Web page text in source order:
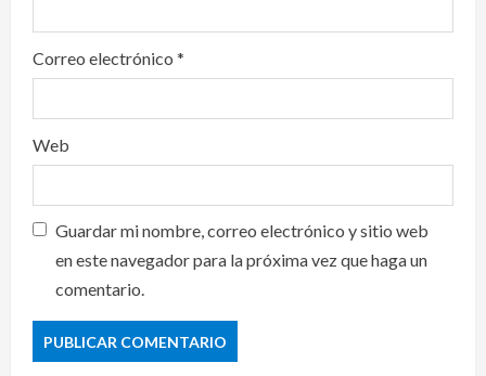
Correo electrónico *
Web
Guardar mi nombre, correo electrónico y sitio web
en este navegador para la próxima vez que haga un
comentario.